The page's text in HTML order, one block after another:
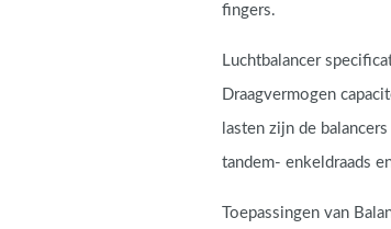
fingers.
Luchtbalancer
Draagvermogen
lasten zijn de
tandem- enkeldraads
Toepassingen van